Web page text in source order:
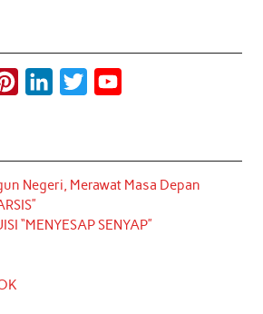
t
e
r
k
e
d
t
t
e
T
u
b
Negeri, Merawat Masa Depan
“MENYESAP SENYAP”